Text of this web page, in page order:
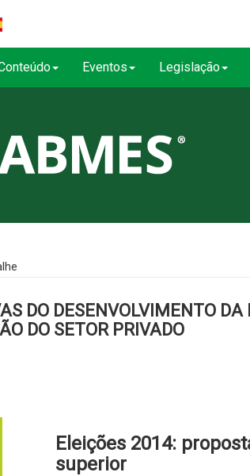
Eventos Legislação
DO DESENVOLVIMENTO DA
DO SETOR PRIVADO
Eleições 2014:
superior